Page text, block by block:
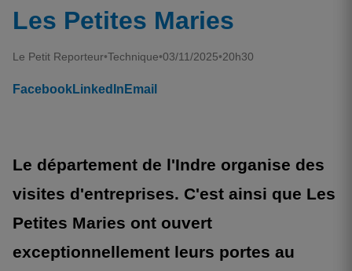
Les Petites Maries
Le Petit Reporteur•Technique•03/11/2025•20h30
FacebookLinkedIn Email
Le département de l'Indre organise des
visites d'entreprises. C'est ainsi que Les
Petites Maries ont ouvert
exceptionnellement leurs portes au